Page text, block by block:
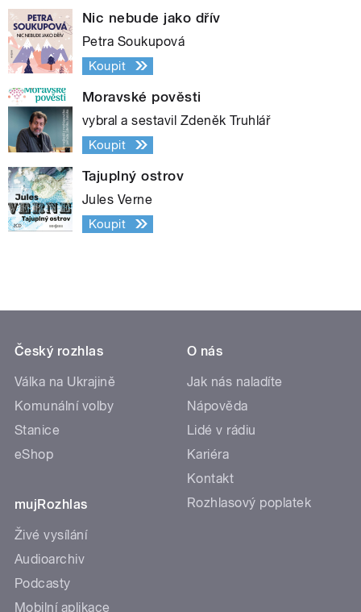
Nic nebude jako dřív
Petra Soukupová
Koupit
Moravské pověsti
vybral a sestavil Zdeněk Truhlář
Koupit
Tajuplný ostrov
Jules Verne
Koupit
Český rozhlas
Válka na Ukrajině
Komunální volby
Stanice
eShop
mujRozhlas
Živé vysílání
Audioarchiv
Podcasty
Mobilní aplikace
O nás
Jak nás naladíte
Nápověda
Lidé v rádiu
Kariéra
Kontakt
Rozhlasový poplatek